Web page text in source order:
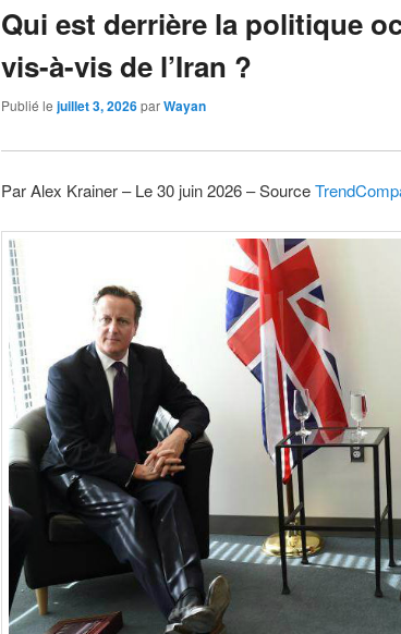
Qui est derrière la politique
vis-à-vis de l’Iran ?
Publié le juillet 3, 2026parWayan
Par Alex Krainer – Le 30 juin 2026 – Source